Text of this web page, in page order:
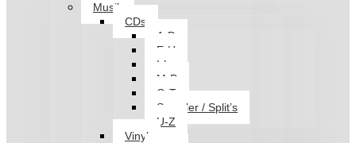
Musik
CDs
A-D
E-H
I-L
M-P
Q-T
Sampler / Split’s
U-Z
Vinyl